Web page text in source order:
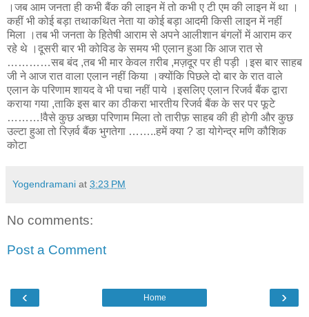
।जब आम जनता ही कभी बैंक की लाइन में तो कभी ए टी एम की लाइन में था ।
कहीं भी कोई बड़ा तथाकथित नेता या कोई बड़ा आदमी किसी लाइन में नहीं
मिला ।तब भी जनता के हितेषी आराम से अपने आलीशान बंगलों में आराम कर
रहे थे ।दूसरी बार भी कोविड के समय भी एलान हुआ कि आज रात से
…………सब बंद ,तब भी मार केवल ग़रीब ,मज़दूर पर ही पड़ी ।इस बार साहब
जी ने आज रात वाला एलान नहीं किया ।क्योंकि पिछले दो बार के रात वाले
एलान के परिणाम शायद वे भी पचा नहीं पाये ।इसलिए एलान रिजर्व बैंक द्वारा
कराया गया ,ताकि इस बार का ठीकरा भारतीय रिजर्व बैंक के सर पर फूटे
………!वैसे कुछ अच्छा परिणाम मिला तो तारीफ़ साहब की ही होगी और कुछ
उल्टा हुआ तो रिज़र्व बैंक भुगतेगा ……..हमें क्या ? डा योगेन्द्र मणि कौशिक
कोटा
Yogendramani at 3:23 PM
No comments:
Post a Comment
‹ ›
Home